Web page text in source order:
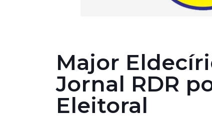
Major
Jornal RDR
Eleitoral